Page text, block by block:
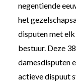
negentiende
het
disputen met
bestuur. Deze
damesdisputen
actieve dispuut